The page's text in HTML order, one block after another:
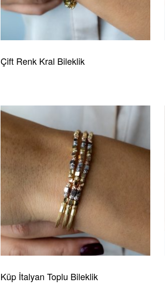
Çift Renk Kral Bileklik
Küp İtalyan Toplu Bileklik